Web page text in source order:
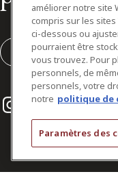
S'abonner
Instagram
Twitter
améliorer notre site
compris sur les
ci-dessous ou
pourraient être
vous trouvez. Pour
personnels, de
personnels, votre
notre politique de
Paramètres des